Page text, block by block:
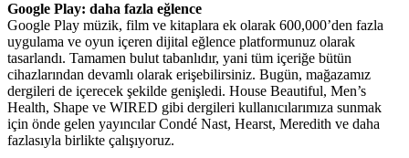
Google Play: daha fazla eğlence
Google Play müzik, film ve kitaplara ek olarak 600,000’den fazla
uygulama ve oyun içeren dijital eğlence platformunuz olarak
tasarlandı. Tamamen bulut tabanlıdır, yani tüm içeriğe bütün
cihazlarından devamlı olarak erişebilirsiniz. Bugün, mağazamız
dergileri de içerecek şekilde genişledi. House Beautiful, Men’s
Health, Shape ve WIRED gibi dergileri kullanıcılarımıza sunmak
için önde gelen yayıncılar Condé Nast, Hearst, Meredith ve daha
fazlasıyla birlikte çalışıyoruz.